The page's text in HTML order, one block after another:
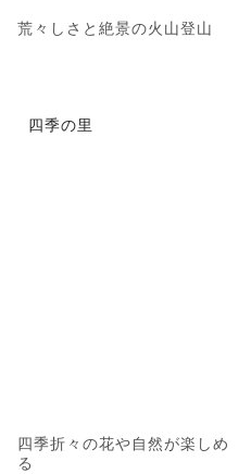
荒々しさと絶景の火山登山
四季の里
四季折々の花や自然が楽しめ
る